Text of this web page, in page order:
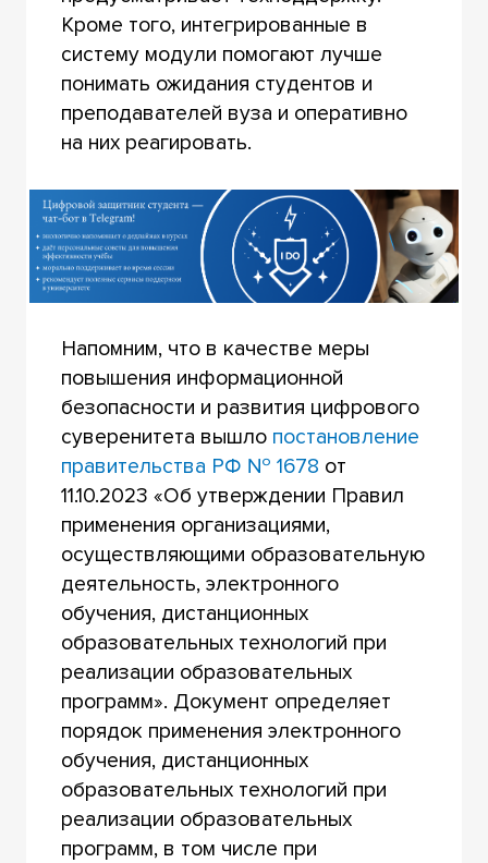
Кроме того, интегрированные в
систему модули помогают лучше
понимать ожидания студентов и
преподавателей вуза и оперативно
на них реагировать.
Напомним, что в качестве меры
повышения информационной
безопасности и развития цифрового
суверенитета вышло постановление
правительства РФ № 1678 от
11.10.2023 «Об утверждении Правил
применения организациями,
осуществляющими образовательную
деятельность, электронного
обучения, дистанционных
образовательных технологий при
реализации образовательных
программ». Документ определяет
порядок применения электронного
обучения, дистанционных
образовательных технологий при
реализации образовательных
программ, в том числе при